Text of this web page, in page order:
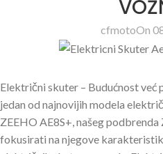
cfmotoOn
Električni skuter – Budućnost već
jedan od najnovijih modela
ZEEHO AE8S+, našeg
fokusirati na njegove